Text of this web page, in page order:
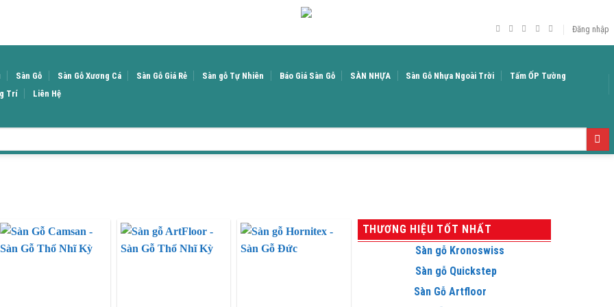
Đăng nhập
Sàn Gỗ Sàn Gỗ Xương Cá Sàn Gỗ Giá Rẻ Sàn gỗ Tự Nhiên Báo Giá Sàn Gỗ SÀN NHỰA Sàn Gỗ Nhựa Ngoài Trời
Tấm ỐP Tường
Trí Liên Hệ
THƯƠNG HIỆU TỐT NHẤT
Sàn gỗ Kronoswiss
Sàn gỗ Quickstep
Sàn Gỗ Artfloor